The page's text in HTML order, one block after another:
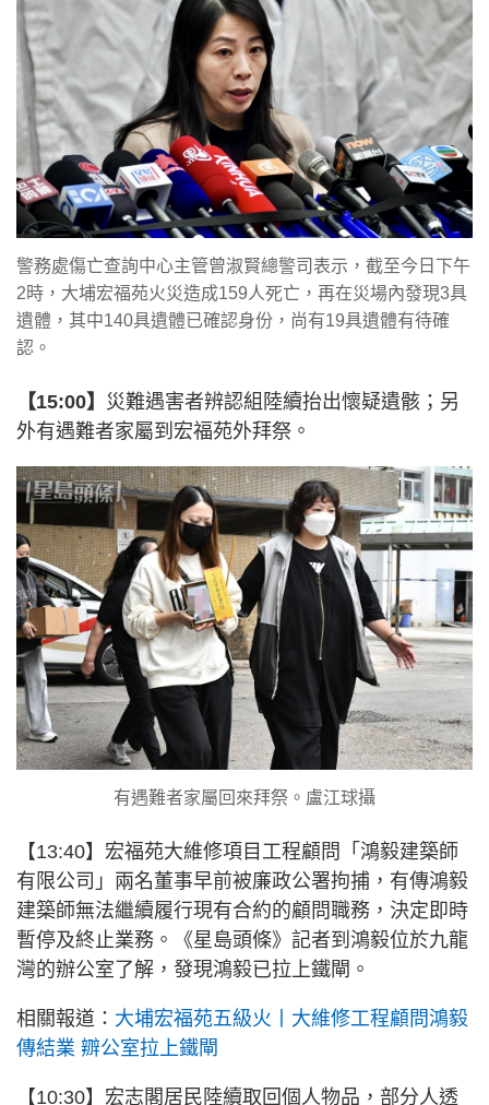
警務處傷亡查詢中心主管曾淑賢總警司表示，截至今日下午
2時，大埔宏福苑火災造成159人死亡，再在災場內發現3具
遺體，其中140具遺體已確認身份，尚有19具遺體有待確
認。
【15:00】 災難遇害者辨認組陸續抬出懷疑遺骸；另
外有遇難者家屬到宏福苑外拜祭。
有遇難者家屬回來拜祭。盧江球攝
【13:40】宏福苑大維修項目工程顧問「鴻毅建築師
有限公司」兩名董事早前被廉政公署拘捕，有傳鴻毅
建築師無法繼續履行現有合約的顧問職務，決定即時
暫停及終止業務。《星島頭條》記者到鴻毅位於九龍
灣的辦公室了解，發現鴻毅已拉上鐵閘。
相關報道： 大埔宏福苑五級火丨大維修工程顧問鴻毅
傳結業 辧公室拉上鐵閘
【10:30】宏志閣居民陸續取回個人物品，部分人透